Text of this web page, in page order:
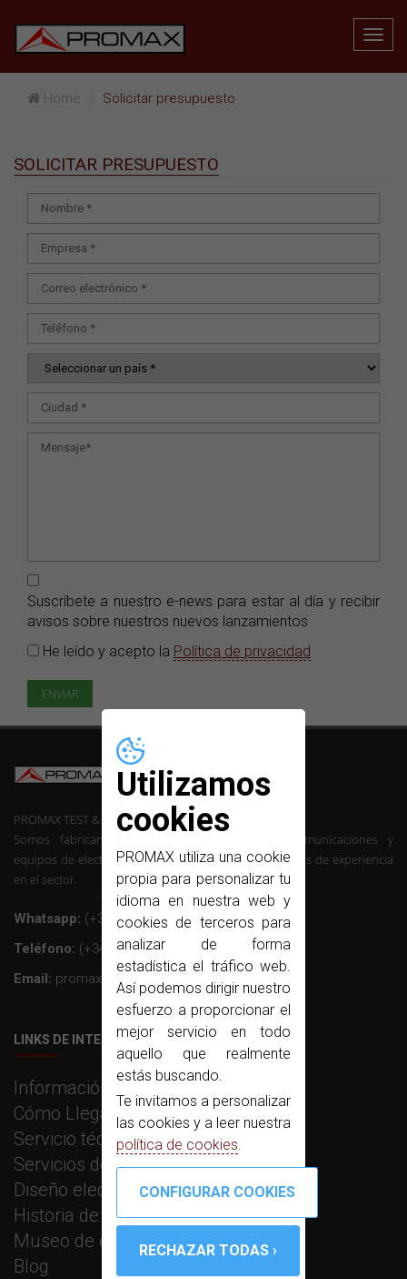
Utilizamos
cookies
PROMAX utiliza una cookie
propia para personalizar tu
idioma en nuestra web y
cookies de terceros para
analizar de forma
estadística el tráfico web.
Así podemos dirigir nuestro
esfuerzo a proporcionar el
mejor servicio en todo
aquello que realmente
estás buscando.
Te invitamos a personalizar
las cookies y a leer nuestra
política de cookies
Home Solicitar presupuesto
SOLICITAR PRESUPUESTO
Suscríbete a nuestro e-news para estar al día y recibir
avisos sobre nuestros nuevos lanzamientos
He leído y acepto la Política de privacidad
PROMAX TEST & MEASUREMENT, SLU ©
Somos fabricantes de instrumentación de telecomunicaciones y
equipos de electrónica profesional con mas de 50 años de experiencia
en el sector.
Whatsapp: (+34) 607 26 65 32
Teléfono: (+34) 931 847 700
Email: promax@promax.es
LINKS DE INTERÉS
Información corporativa
Cómo Llegar
Servicio técnico
Servicios de fabricación
Diseño electrónico e I+D
Historia de PROMAX
Museo de equipos PROMAX
Blog